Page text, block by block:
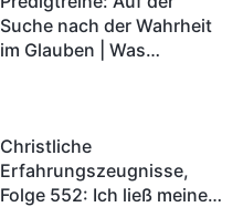
Suche nach der Wahrheit
im Glauben | Was
Christliche
Erfahrungszeugnisse,
Folge 552: Ich ließ meine